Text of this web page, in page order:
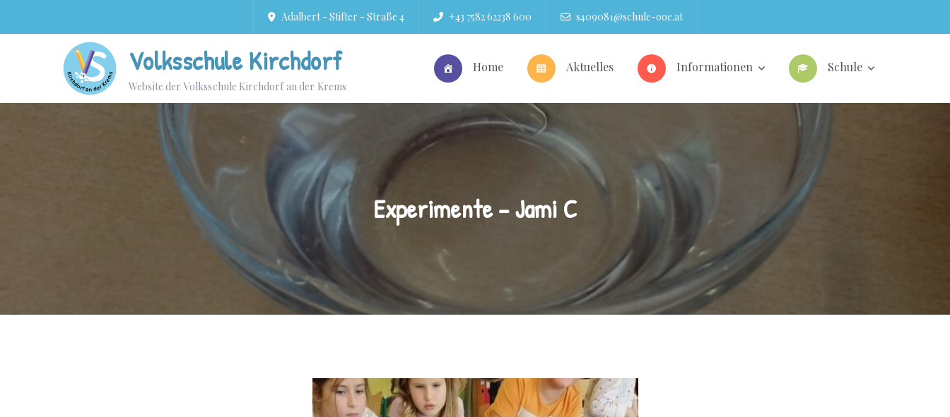
Adalbert - Stifter - Straße 4 +43 7582 62238 600 s409081@schule-ooe.at
Volksschule Kirchdorf
Website der Volksschule Kirchdorf an der Krems
Home Aktuelles Informationen Schule
Experimente – Jami C